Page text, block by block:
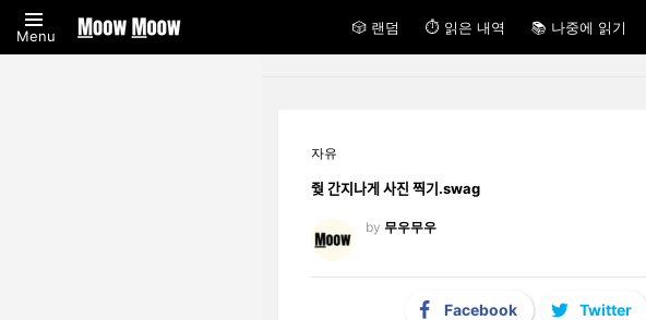
Menu 🎲 랜덤 ⏱ 읽은 내역 📚 나중에 읽기
자유
줮 간지나게 사진 찍기.swag
by 무우무우
Facebook Twitter